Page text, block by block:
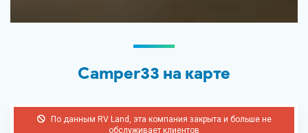
Camper33 на карте
По данным RV Land, эта компания закрыта и больше не
обслуживает клиентов